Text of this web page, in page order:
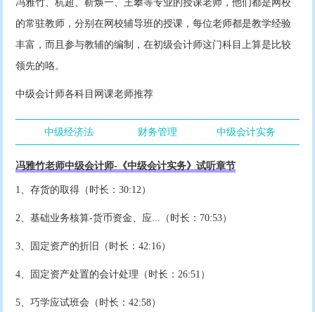
冯雅竹、杭超、靳焕一、王攀等专业的授课老师，他们都是网校
的常驻教师，分别在网校辅导班的授课，每位老师都是教学经验
丰富，而且参与教辅的编制，在初级会计师这门科目上算是比较
领先的咯。
中级会计师各科目网课老师推荐
中级经济法 财务管理 中级会计实务
冯雅竹老师中级会计师-《中级会计实务》试听章节
1、存货的取得（时长：30:12）
2、基础业务核算-货币资金、应...（时长：70:53）
3、固定资产的折旧（时长：42:16）
4、固定资产处置的会计处理（时长：26:51）
5、巧学应试班会（时长：42:58）